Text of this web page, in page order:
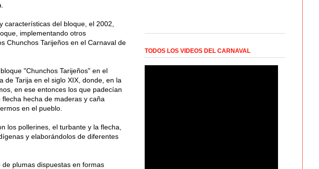
del bloque, el 2002,
implementando otros
Chunchos Tarijeños en el Carnaval de
"Chunchos Tarijeños" en el
Tarija en el siglo XIX, donde, en la
en ese entonces los que padecían
hecha de maderas y caña
en el pueblo.
los pollerines, el turbante y la flecha,
y elaborándolos de diferentes
plumas dispuestas en formas
TODOS LOS VIDEOS DEL CARNAVAL